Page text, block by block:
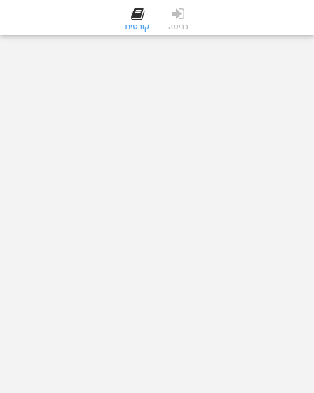
כניסה קורסים